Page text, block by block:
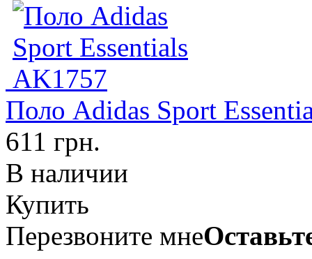
Поло Аdidas Sport
611 грн.
В наличии
Купить
Перезвоните мне